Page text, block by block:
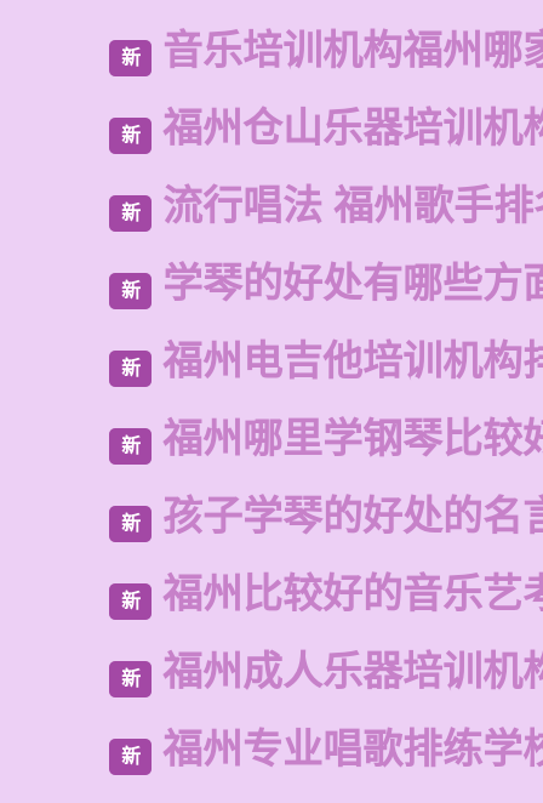
新 音乐培训机构福州哪
新 福州仓山乐器培训机
新 流行唱法 福州歌手排
新 学琴的好处有哪些方
新 福州电吉他培训机构
新 福州哪里学钢琴比较
新 孩子学琴的好处的名
新 福州比较好的音乐艺
新 福州成人乐器培训机
新 福州专业唱歌排练学